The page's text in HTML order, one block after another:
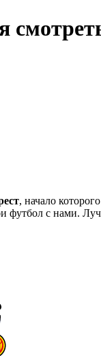
, начало
футбол с нами.